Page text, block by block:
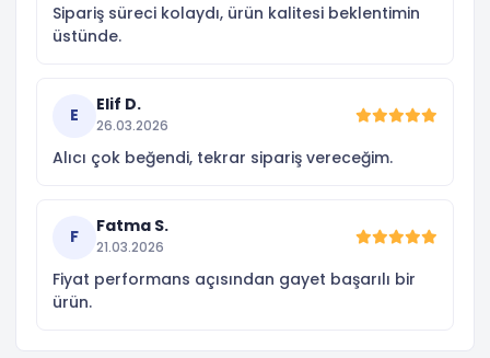
Sipariş süreci kolaydı, ürün kalitesi beklentimin
üstünde.
E
Elif D.
26.03.2026
Alıcı çok beğendi, tekrar sipariş vereceğim.
F
Fatma S.
21.03.2026
Fiyat performans açısından gayet başarılı bir
ürün.